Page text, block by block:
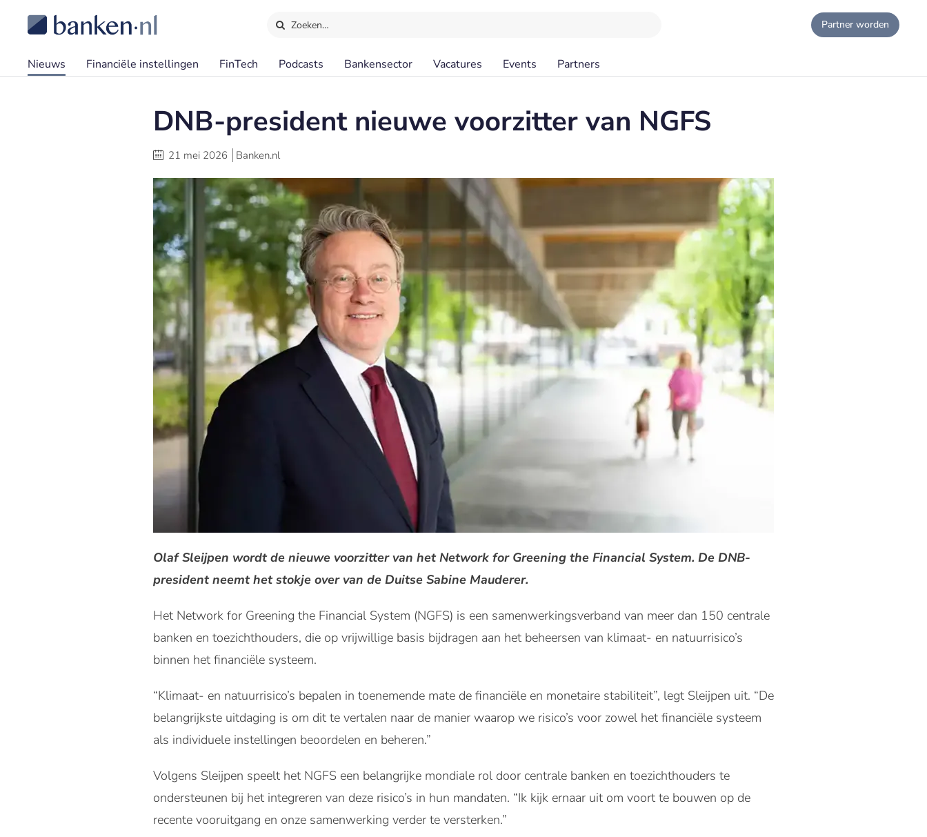
Zoeken… Partner worden
Nieuws Financiële instellingen FinTech Podcasts Bankensector Vacatures Events Partners
DNB-president nieuwe voorzitter van NGFS
21 mei 2026 Banken.nl
Olaf Sleijpen wordt de nieuwe voorzitter van het Network for Greening the Financial System. De DNB-
president neemt het stokje over van de Duitse Sabine Mauderer.
Het Network for Greening the Financial System (NGFS) is een samenwerkingsverband van meer dan 150 centrale
banken en toezichthouders, die op vrijwillige basis bijdragen aan het beheersen van klimaat- en natuurrisico’s
binnen het financiële systeem.
“Klimaat- en natuurrisico’s bepalen in toenemende mate de financiële en monetaire stabiliteit”, legt Sleijpen uit. “De
belangrijkste uitdaging is om dit te vertalen naar de manier waarop we risico’s voor zowel het financiële systeem
als individuele instellingen beoordelen en beheren.”
Volgens Sleijpen speelt het NGFS een belangrijke mondiale rol door centrale banken en toezichthouders te
ondersteunen bij het integreren van deze risico’s in hun mandaten. “Ik kijk ernaar uit om voort te bouwen op de
recente vooruitgang en onze samenwerking verder te versterken.”